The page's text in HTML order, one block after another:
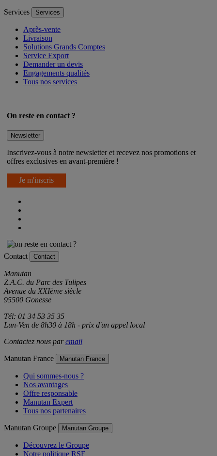
Services Services
Après-vente
Livraison
Solutions Grands Comptes
Service Export
Demander un devis
Engagements qualités
Tous nos services
On reste en contact ?
Newsletter
Inscrivez-vous à notre newsletter et recevez nos promotions et
offres exclusives en avant-première !
Je m'inscris
Contact Contact
Manutan
Z.A.C. du Parc des Tulipes
Avenue du XXIème siècle
95500 Gonesse
Tél: 01 34 53 35 35
Lun-Ven de 8h30 à 18h - prix d'un appel local
Contactez nous paremail
Manutan France Manutan France
Qui sommes-nous ?
Nos avantages
Offre responsable
Manutan Expert
Tous nos partenaires
Manutan Groupe Manutan Groupe
Découvrez le Groupe
Notre politique RSE